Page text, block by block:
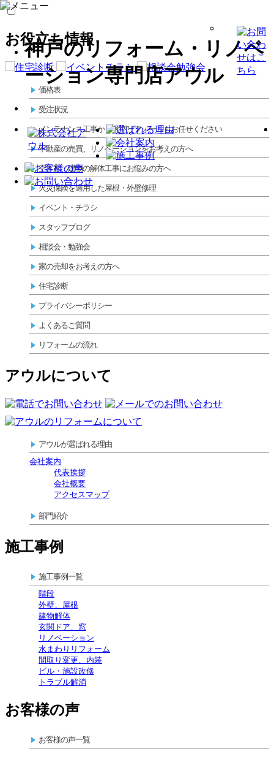
神戸のリフォーム・リノベ
ーション専門店アウル
お役立ち情報
価格表
受注状況
メンテナンス工事から大型リフォームもお任せください
不動産の売買、リノベーションをお考えの方へ
空き家・建物の解体工事にお悩みの方へ
火災保険を適用した屋根・外壁修理
イベント・チラシ
スタッフブログ
相談会・勉強会
家の売却をお考えの方へ
住宅診断
プライバシーポリシー
よくあるご質問
リフォームの流れ
アウルについて
アウルが選ばれる理由
会社案内
代表挨拶
会社概要
アクセスマップ
部門紹介
施工事例
施工事例一覧
階段
外壁、屋根
建物解体
玄関ドア、窓
リノベーション
水まわりリフォーム
間取り変更、内装
ビル・施設改修
トラブル解消
お客様の声
お客様の声一覧